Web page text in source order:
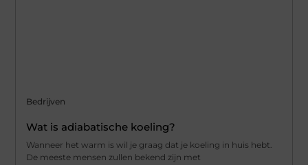
Bedrijven
Wat is adiabatische koeling?
Wanneer het warm is wil je graag dat je koeling in huis hebt.
De meeste mensen zullen bekend zijn met